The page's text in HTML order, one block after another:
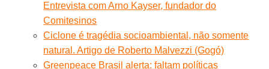
Entrevista com Arno Kayser, fundador do
Comitesinos
Ciclone é tragédia socioambiental, não somente
natural. Artigo de Roberto Malvezzi (Gogó)
Greenpeace Brasil alerta: faltam políticas